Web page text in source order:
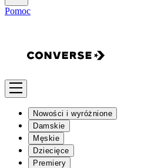
Pomoc
Nowości i wyróżnione
Damskie
Męskie
Dziecięce
Premiery